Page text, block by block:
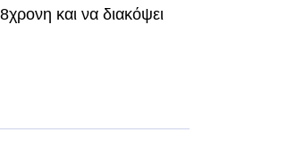
και να διακόψει